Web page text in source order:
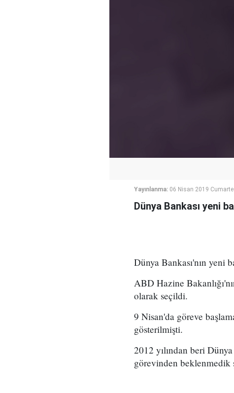
Yayınlanma: 06 Nisan 2019
Dünya Bankası yeni
Dünya Bankası'nın yeni
ABD Hazine
olarak seçildi.
9 Nisan'da göreve
gösterilmişti.
2012 yılından beri
görevinden beklenmedik